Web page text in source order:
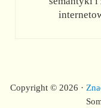
Copyright © 2026 ·